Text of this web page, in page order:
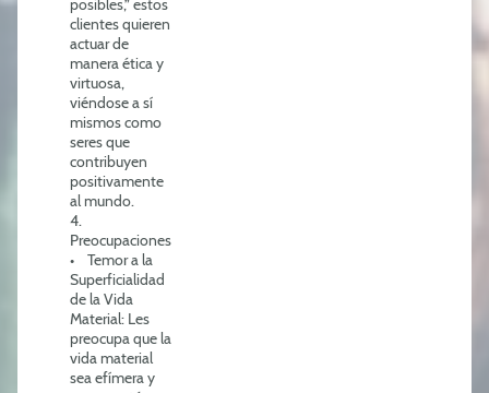
posibles,” estos
clientes quieren
actuar de
manera ética y
virtuosa,
viéndose a sí
mismos como
seres que
contribuyen
positivamente
al mundo.
4.
Preocupaciones
• Temor a la
Superficialidad
de la Vida
Material: Les
preocupa que la
vida material
sea efímera y